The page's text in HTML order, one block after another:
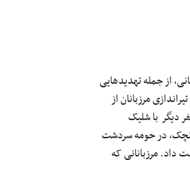
کوهستانی، از جمله تهدید‌هایی
مرزبانان از
دیگر با شلیک
در حومه سردشت
داد. مرزبانانی که